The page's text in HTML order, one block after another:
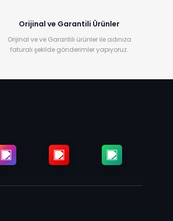
Orijinal ve Garantili Ürünler
Orijinal ve ve Garantili ürünler ile adınıza
faturalı şekilde gönderimler yapıyoruz.